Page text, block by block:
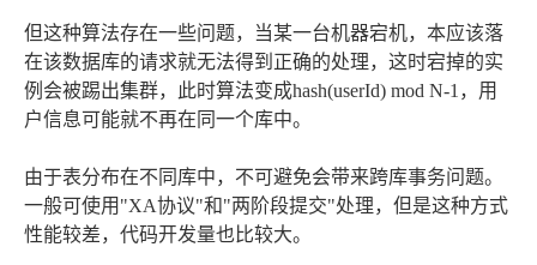
但这种算法存在一些问题，当某一台机器宕机，本应该落
在该数据库的请求就无法得到正确的处理，这时宕掉的实
例会被踢出集群，此时算法变成hash(userId) mod N-1，用
户信息可能就不再在同一个库中。
由于表分布在不同库中，不可避免会带来跨库事务问题。
一般可使用"XA协议"和"两阶段提交"处理，但是这种方式
性能较差，代码开发量也比较大。